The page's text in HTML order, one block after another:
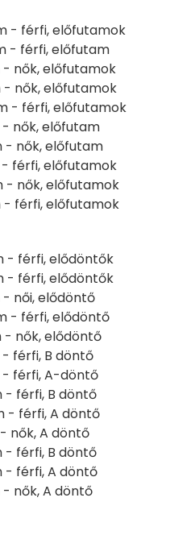
- férfi, előfutamok
- férfi, előfutam
- nők, előfutamok
- nők, előfutamok
- férfi, előfutamok
- nők, előfutam
- nők, előfutam
- férfi, előfutamok
- nők, előfutamok
- férfi, előfutamok
- férfi, elődöntők
- férfi, elődöntők
- női, elődöntő
- férfi, elődöntő
- nők, elődöntő
- férfi, B döntő
- férfi, A-döntő
- férfi, B döntő
- férfi, A döntő
nők, A döntő
- férfi, B döntő
- férfi, A döntő
nők, A döntő